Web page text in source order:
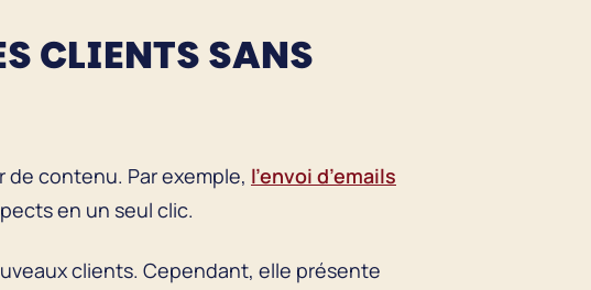
CLIENTS SANS
contenu. Par exemple, l’envoi d’emails
en un seul clic.
clients. Cependant, elle présente